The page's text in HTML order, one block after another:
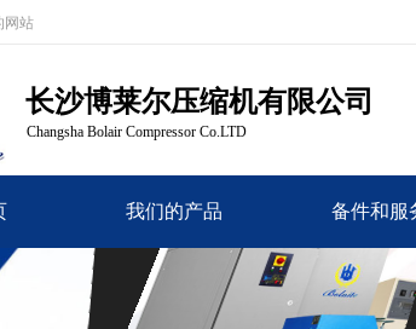
网站
长沙博莱尔压缩机有限公司
Changsha Bolair Compressor Co.LTD
我们的产品 备件和服